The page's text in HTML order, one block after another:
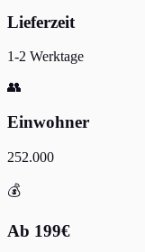
Lieferzeit
1-2 Werktage
👥
Einwohner
252.000
💰
Ab 199€